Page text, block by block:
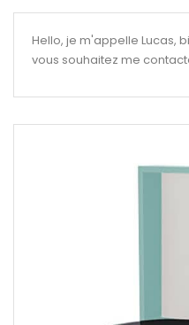
Hello, je m'appelle Lucas,
vous souhaitez me